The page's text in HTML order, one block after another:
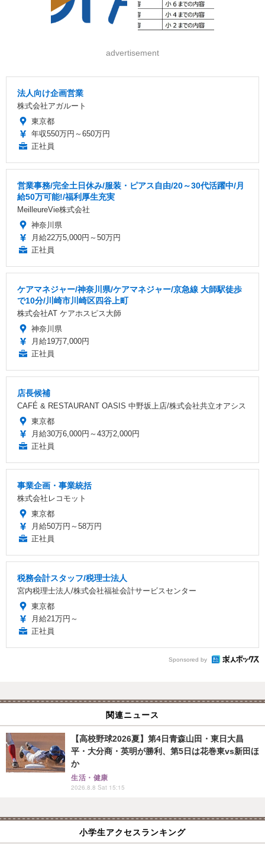
advertisement
法人向け企画営業
株式会社アガルート
東京都
年収550万円～650万円
正社員
営業事務/完全土日休み/服装・ピアス自由/20～30代活躍中/月
給50万可能!/福利厚生充実
MeilleureVie株式会社
神奈川県
月給22万5,000円～50万円
正社員
ケアマネジャー/神奈川県/ケアマネジャー/京急線 大師駅徒歩
で10分/川崎市川崎区四谷上町
株式会社AT ケアホスピス大師
神奈川県
月給19万7,000円
正社員
店長候補
CAFÉ & RESTAURANT OASIS 中野坂上店/株式会社共立オアシス
東京都
月給30万6,000円～43万2,000円
正社員
事業企画・事業統括
株式会社レコモット
東京都
月給50万円～58万円
正社員
税務会計スタッフ/税理士法人
宮内税理士法人/株式会社福祉会計サービスセンター
東京都
月給21万円～
正社員
Sponsored by
関連ニュース
【高校野球2026夏】第4日青森山田・東日大昌
平・大分商・英明が勝利、第5日は花巻東vs新田ほ
か
生活・健康
2026.8.8 Sat 15:15
小学生アクセスランキング